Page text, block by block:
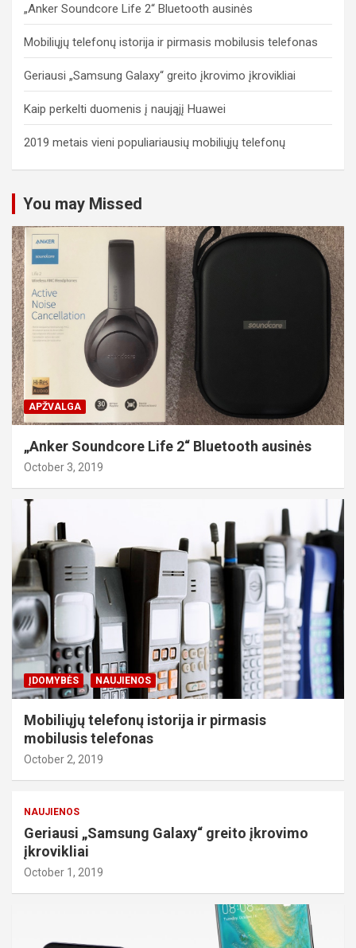
n
„Anker Soundcore Life 2“ Bluetooth ausinės
Mobiliųjų telefonų istorija ir pirmasis mobilusis telefonas
Geriausi „Samsung Galaxy“ greito įkrovimo įkrovikliai
Kaip perkelti duomenis į naująjį Huawei
2019 metais vieni populiariausių mobiliųjų telefonų
You may Missed
APŽVALGA
„Anker Soundcore Life 2“ Bluetooth ausinės
October 3, 2019
ĮDOMYBĖS NAUJIENOS
Mobiliųjų telefonų istorija ir pirmasis
mobilusis telefonas
October 2, 2019
NAUJIENOS
Geriausi „Samsung Galaxy“ greito įkrovimo
įkrovikliai
October 1, 2019